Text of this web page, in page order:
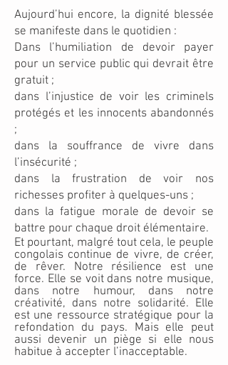
Aujourd’hui encore, la dignité blessée
se manifeste dans le quotidien :
Dans l’humiliation de devoir payer
pour un service public qui devrait être
gratuit ;
dans l’injustice de voir les criminels
protégés et les innocents abandonnés
;
dans la souffrance de vivre dans
l’insécurité ;
dans la frustration de voir nos
richesses profiter à quelques-uns ;
dans la fatigue morale de devoir se
battre pour chaque droit élémentaire.
Et pourtant, malgré tout cela, le peuple
congolais continue de vivre, de créer,
de rêver. Notre résilience est une
force. Elle se voit dans notre musique,
dans notre humour, dans notre
créativité, dans notre solidarité. Elle
est une ressource stratégique pour la
refondation du pays. Mais elle peut
aussi devenir un piège si elle nous
habitue à accepter l’inacceptable.